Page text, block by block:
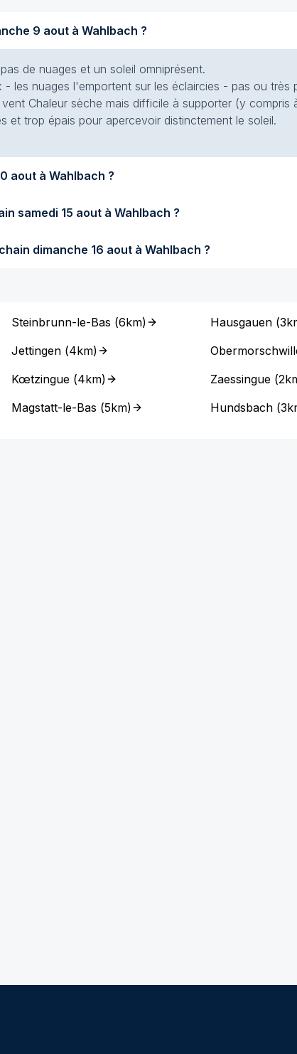
Quel temps fait-il aujourd'hui dimanche 9 aout à Wahlbach ?
de nuages et un soleil omniprésent.
- les nuages l'emportent sur les éclaircies - pas ou très
Chaleur sèche mais difficile à supporter (y compris
et trop épais pour apercevoir distinctement le soleil.
t-il demain lundi 10 aout à Wahlbach ?
Quel temps fera-t-il samedi prochain samedi 15 aout à Wahlbach ?
Quel temps fera-t-il dimanche prochain dimanche 16 aout à Wahlbach ?
Steinbrunn-le-Bas (6km)
Jettingen (4km)
Kœtzingue (4km)
Magstatt-le-Bas (5km)
Hausgauen(
Zaessingue(
Hundsbach(